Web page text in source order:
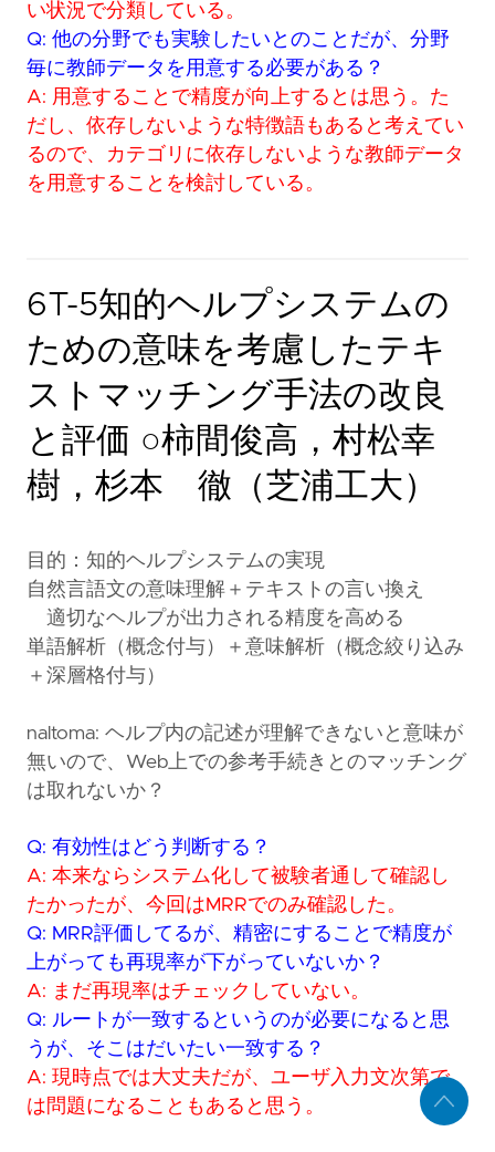
い状況で分類している。
Q: 他の分野でも実験したいとのことだが、分野
毎に教師データを用意する必要がある？
A: 用意することで精度が向上するとは思う。た
だし、依存しないような特徴語もあると考えてい
るので、カテゴリに依存しないような教師データ
を用意することを検討している。
6T-5知的ヘルプシステムの
ための意味を考慮したテキ
ストマッチング手法の改良
と評価 ○柿間俊高，村松幸
樹，杉本 徹（芝浦工大）
目的：知的ヘルプシステムの実現
自然言語文の意味理解＋テキストの言い換え
適切なヘルプが出力される精度を高める
単語解析（概念付与）＋意味解析（概念絞り込み
＋深層格付与）
naltoma: ヘルプ内の記述が理解できないと意味が
無いので、Web上での参考手続きとのマッチング
は取れないか？
Q: 有効性はどう判断する？
A: 本来ならシステム化して被験者通して確認し
たかったが、今回はMRRでのみ確認した。
Q: MRR評価してるが、精密にすることで精度が
上がっても再現率が下がっていないか？
A: まだ再現率はチェックしていない。
Q: ルートが一致するというのが必要になると思
うが、そこはだいたい一致する？
A: 現時点では大丈夫だが、ユーザ入力文次第で
は問題になることもあると思う。